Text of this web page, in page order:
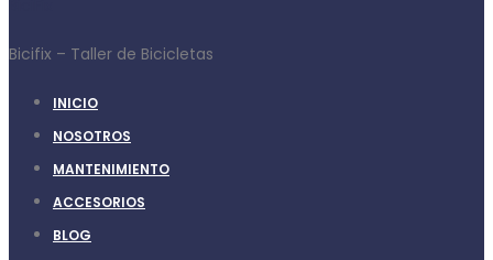
Bicifix – Taller de Bicicletas
INICIO
NOSOTROS
MANTENIMIENTO
ACCESORIOS
BLOG